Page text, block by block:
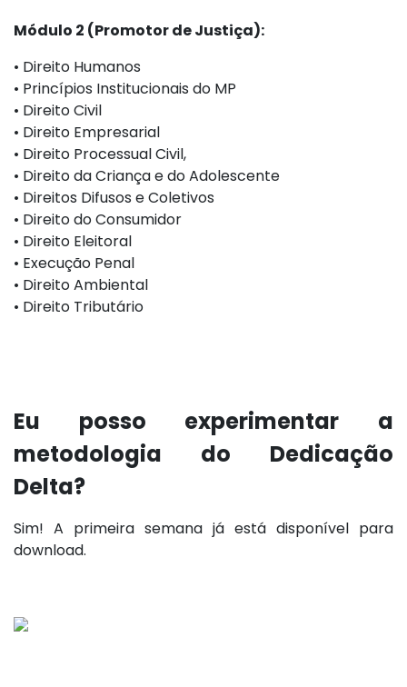
Módulo 2 (Promotor de Justiça):
•⁠ ⁠Direito Humanos
•⁠ ⁠⁠Princípios Institucionais do MP
•⁠ ⁠⁠Direito Civil
•⁠ ⁠⁠Direito Empresarial
•⁠ ⁠⁠Direito Processual Civil,
•⁠ ⁠⁠Direito da Criança e do Adolescente
•⁠ ⁠⁠Direitos Difusos e Coletivos
•⁠ ⁠⁠⁠Direito do Consumidor
•⁠ ⁠⁠Direito Eleitoral
•⁠ ⁠⁠Execução Penal
•⁠ ⁠⁠Direito Ambiental
•⁠ ⁠⁠Direito Tributário
Eu posso experimentar a
metodologia do Dedicação
Delta?
Sim! A primeira semana já está disponível para
download.